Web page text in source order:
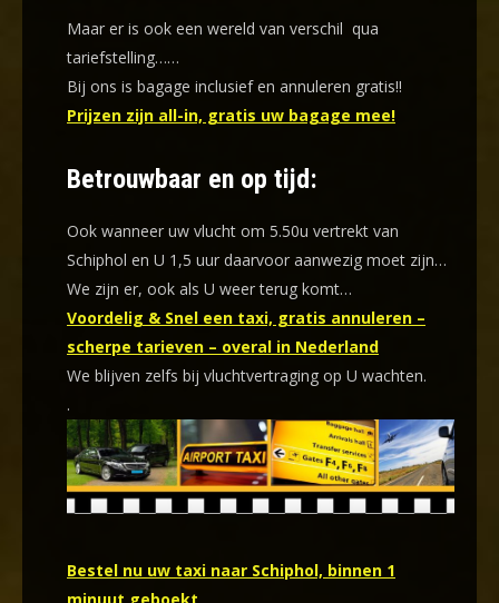
Maar er is ook een wereld van verschil qua
tariefstelling……
Bij ons is bagage inclusief en annuleren gratis!!
Prijzen zijn all-in, gratis uw bagage mee!
Betrouwbaar en op tijd:
Ook wanneer uw vlucht om 5.50u vertrekt van
Schiphol en U 1,5 uur daarvoor aanwezig moet zijn…
We zijn er, ook als U weer terug komt…
Voordelig & Snel een taxi, gratis annuleren –
scherpe tarieven – overal in Nederland
We blijven zelfs bij vluchtvertraging op U wachten.
.
Bestel nu uw taxi naar Schiphol, binnen 1